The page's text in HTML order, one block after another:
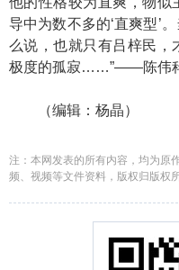
导中为数不多的‘直爽型’
么说，也就只有吕梓民，
极度的孤寂……”——陈伟
（编辑：杨晶）
注：本网发表的所有内容，均为原
频、视频等文件资料，版权归版权